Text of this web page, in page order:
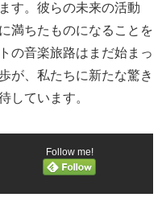
す。彼らの未来の活動
満ちたものになることを
の音楽旅路はまだ始まっ
が、私たちに新たな驚き
しています。
Follow me!